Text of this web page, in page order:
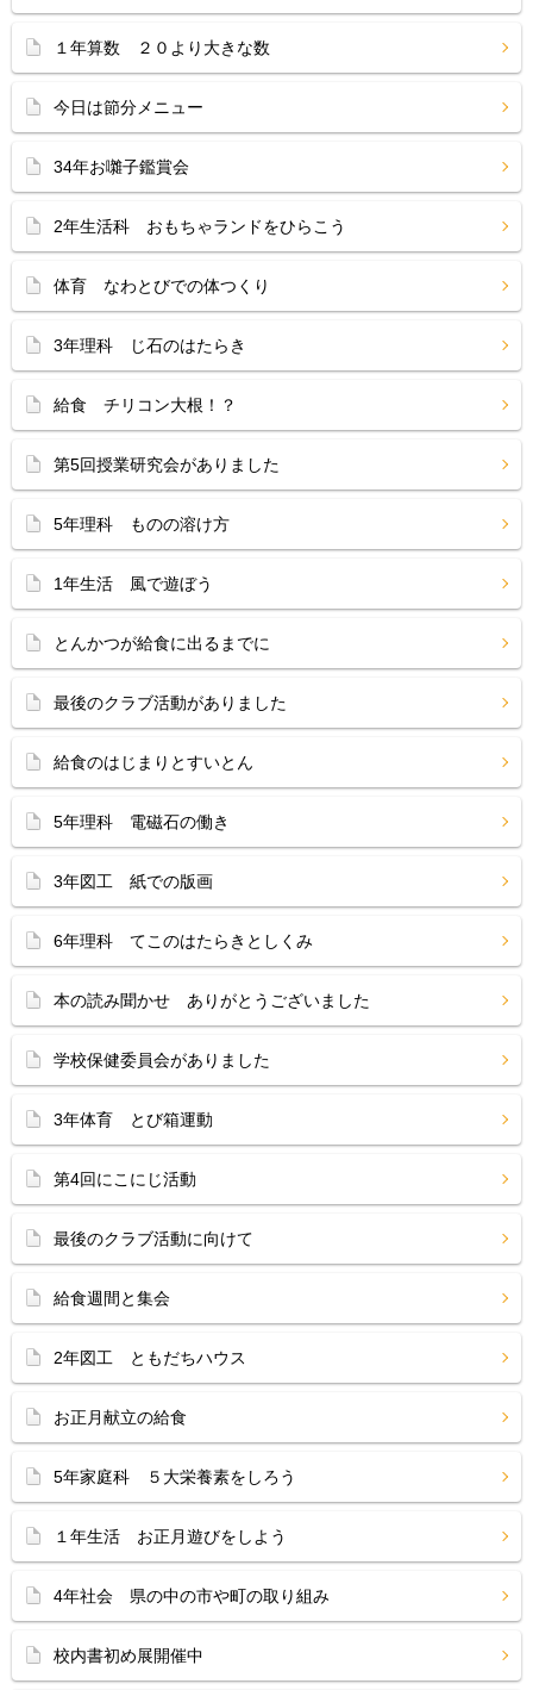
１年算数 ２０より大きな数
今日は節分メニュー
34年お囃子鑑賞会
2年生活科 おもちゃランドをひらこう
体育 なわとびでの体つくり
3年理科 じ石のはたらき
給食 チリコン大根！？
第5回授業研究会がありました
5年理科 ものの溶け方
1年生活 風で遊ぼう
とんかつが給食に出るまでに
最後のクラブ活動がありました
給食のはじまりとすいとん
5年理科 電磁石の働き
3年図工 紙での版画
6年理科 てこのはたらきとしくみ
本の読み聞かせ ありがとうございました
学校保健委員会がありました
3年体育 とび箱運動
第4回にこにじ活動
最後のクラブ活動に向けて
給食週間と集会
2年図工 ともだちハウス
お正月献立の給食
5年家庭科 ５大栄養素をしろう
１年生活 お正月遊びをしよう
4年社会 県の中の市や町の取り組み
校内書初め展開催中